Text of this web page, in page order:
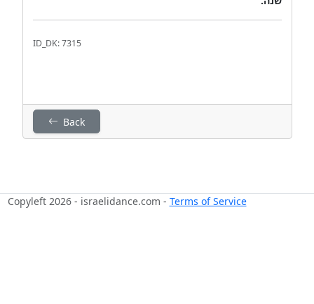
ID_DK: 7315
Back
Copyleft 2026 - israelidance.com - Terms of Service